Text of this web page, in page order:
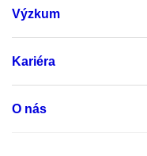
Výzkum
Kariéra
O nás